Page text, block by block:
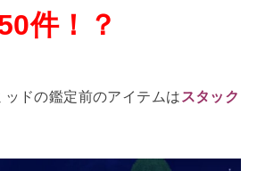
件！？
ドの鑑定前のアイテムは スタック